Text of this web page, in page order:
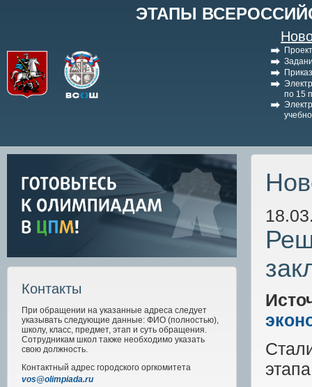
ЭТАПЫ
по 15
Контакты
При обращении на указанные адреса следует
указывать следующие данные: ФИО (полностью),
школу, класс, предмет, этап и суть обращения.
Сотрудникам школ также необходимо указать
свою должность.
Контактный адрес городского оргкомитета
vos@olimpiada.ru